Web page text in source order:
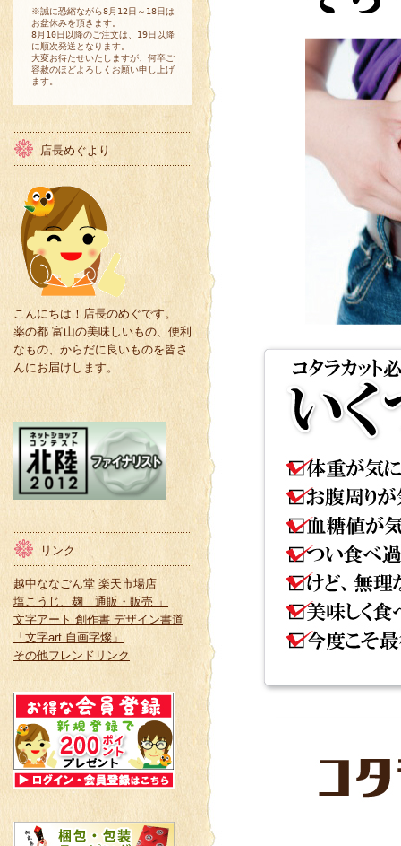
※誠に恐縮ながら8月12日～18日は
お盆休みを頂きます。
8月10日以降のご注文は、19日以降
に順次発送となります。
大変お待たせいたしますが、何卒ご
容赦のほどよろしくお願い申し上げ
ます。
店長めぐより
こんにちは！店長のめぐです。
薬の都 富山の美味しいもの、便利
なもの、からだに良いものを皆さ
んにお届けします。
リンク
越中ななごん堂 楽天市場店
塩こうじ、麹 通販・販売 」
文字アート 創作書 デザイン書道
「文字art 自画字燦」
その他フレンドリンク